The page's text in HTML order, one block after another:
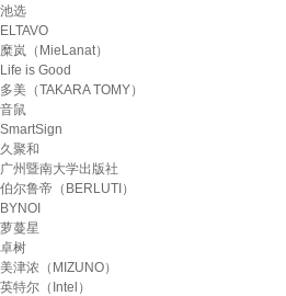
池选
ELTAVO
糜岚（MieLanat）
Life is Good
多美（TAKARA TOMY）
音鼠
SmartSign
久聚和
广州暨南大学出版社
伯尔鲁帝（BERLUTI）
BYNOI
萝蔓星
卓树
美津浓（MIZUNO）
英特尔（Intel）